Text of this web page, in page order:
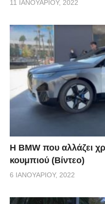
11 ΙΑΝΟΥΑΡΊΟΥ, 2022
Η BMW που αλλάζει
κουμπιού (Βίντεο)
6 ΙΑΝΟΥΑΡΊΟΥ, 2022